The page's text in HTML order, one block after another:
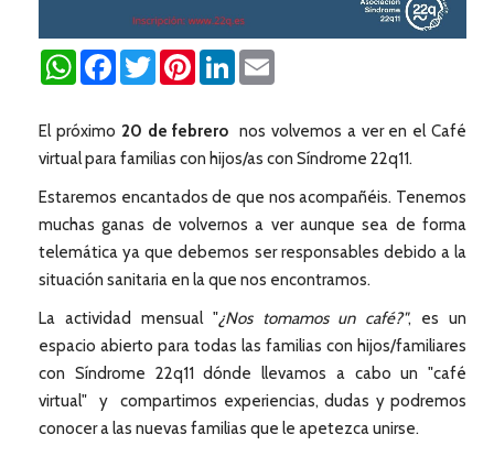
WhatsAppFacebookTwitterPinterestLinkedIn
El próximo 20 de febrero nos volvemos a ver en el Café
virtual para familias con hijos/as con Síndrome 22q11.
Estaremos encantados de que nos acompañéis. Tenemos
muchas ganas de volvernos a ver aunque sea de forma
telemática ya que debemos ser responsables debido a la
situación sanitaria en la que nos encontramos.
La actividad mensual "¿Nos tomamos un café?", es un
espacio abierto para todas las familias con hijos/familiares
con Síndrome 22q11 dónde llevamos a cabo un "café
virtual" y compartimos experiencias, dudas y podremos
conocer a las nuevas familias que le apetezca unirse.